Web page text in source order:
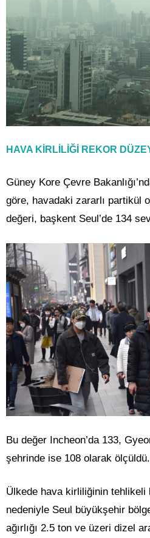
HAVA KİRLİLİĞİ REKOR
Güney Kore Çevre
göre, havadaki zararlı partikül
değeri, başkent Seul’de 134
Bu değer Incheon’da 133,
şehrinde ise 108 olarak ölçüldü.
Ülkede hava kirliliğinin tehlikeli
nedeniyle Seul büyükşehir
ağırlığı 2.5 ton ve üzeri dizel